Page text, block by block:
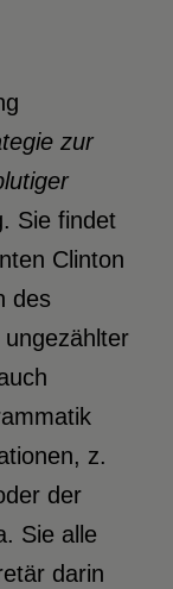
zur
Sie findet
Clinton
des
z.
der
Sie alle
darin